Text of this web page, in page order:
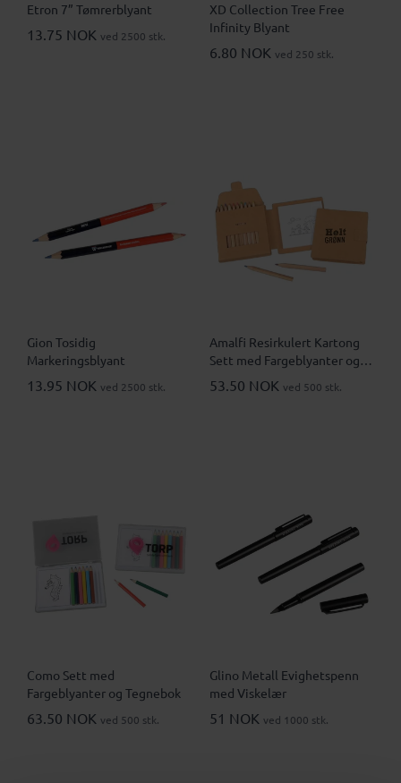
Etron 7” Tømrerblyant
13.75 NOK ved 2500 stk.
XD Collection Tree Free
Infinity Blyant
6.80 NOK ved 250 stk.
Gion Tosidig
Markeringsblyant
13.95 NOK ved 2500 stk.
Amalfi Resirkulert Kartong
Sett med Fargeblyanter og
Bok
53.50 NOK ved 500 stk.
Como Sett med
Fargeblyanter og Tegnebok
63.50 NOK ved 500 stk.
Glino Metall Evighetspenn
med Viskelær
51 NOK ved 1000 stk.